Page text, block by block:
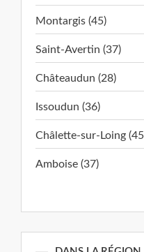
Montargis (45)
Saint-Avertin (37)
Châteaudun (28)
Issoudun (36)
Châlette-sur-Loing
Amboise (37)